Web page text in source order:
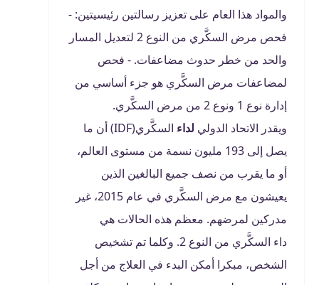
والمواد هذا العام على تعزيز رسالتين رئيسيتين: -
فحص مرض السكَّري من النوع 2 لتعديل المسار
والحد من خطر حدوث مضاعفات. - فحص
لمضاعفات مرض السكَّري هو جزء أساسي من
إدارة نوع 1 ونوع 2 من مرض السكَّري.
ويقدر الاتحاد الدولي لداء
السكَّري(IDF) أن ما
يصل إلى 193 مليون نسمة من مستوى العالم،
أو ما يقرب من نصف جميع البالغين الذين
يعيشون مع مرض السكَّري في عام 2015، غير
مدركين لمرضهم. معظم هذه الحالات هي
داء السكَّري من النوع 2. وكلما تم تشخيص
الشخص، مبكرا أمكن البدء في العلاج من أجل